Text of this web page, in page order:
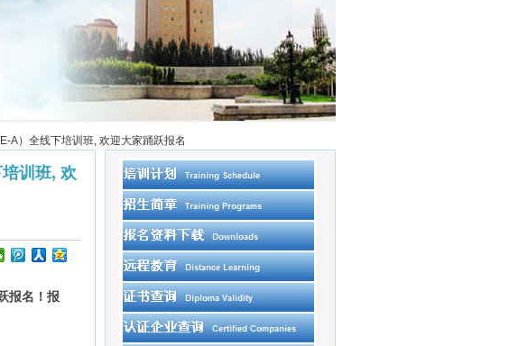
A）全线下培训班, 欢迎大家踊跃报名
训班, 欢
报名！报